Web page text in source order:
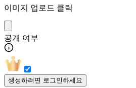
이미지 업로드 클릭
공개 여부
생성하려면 로그인하세요